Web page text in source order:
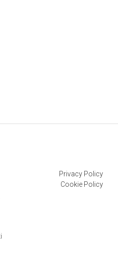
Privacy Policy
Cookie Policy